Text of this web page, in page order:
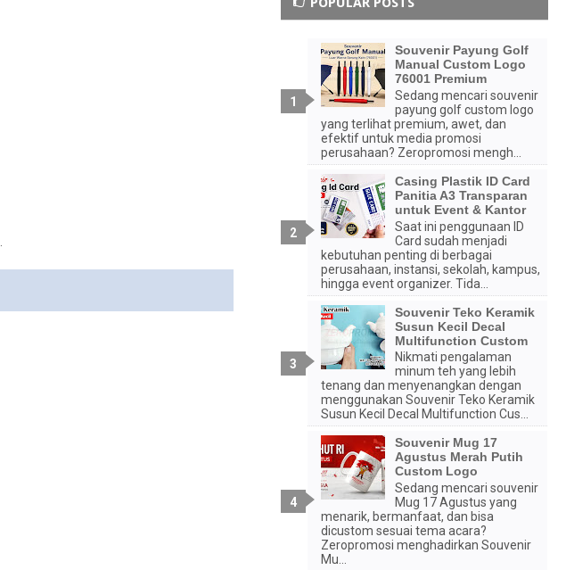
Souvenir Payung Golf
Manual Custom Logo
76001 Premium
Sedang mencari souvenir
payung golf custom logo
yang terlihat premium, awet, dan
efektif untuk media promosi
perusahaan? Zeropromosi mengh...
Casing Plastik ID Card
Panitia A3 Transparan
untuk Event & Kantor
Saat ini penggunaan ID
Card sudah menjadi
kebutuhan penting di berbagai
perusahaan, instansi, sekolah, kampus,
hingga event organizer. Tida...
Souvenir Teko Keramik
Susun Kecil Decal
Multifunction Custom
Nikmati pengalaman
minum teh yang lebih
tenang dan menyenangkan dengan
menggunakan Souvenir Teko Keramik
Susun Kecil Decal Multifunction Cus...
Souvenir Mug 17
Agustus Merah Putih
Custom Logo
Sedang mencari souvenir
Mug 17 Agustus yang
menarik, bermanfaat, dan bisa
dicustom sesuai tema acara?
Zeropromosi menghadirkan Souvenir
Mu...